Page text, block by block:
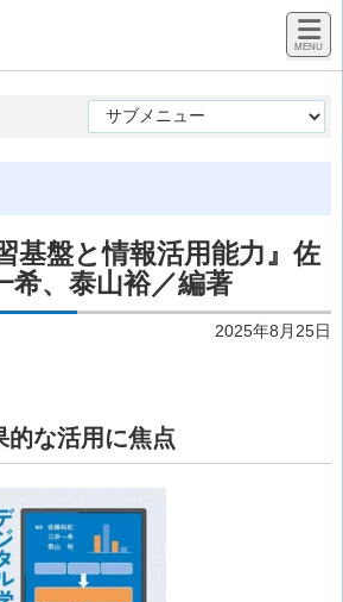
基盤と情報活用能力』佐
希、泰山裕／編著
2025年8月25日
的な活用に焦点